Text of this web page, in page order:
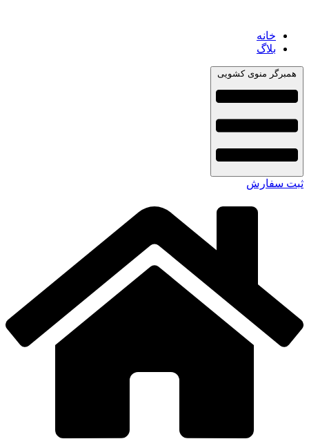
خانه
بلاگ
همبرگر منوی کشویی
ثبت سفارش